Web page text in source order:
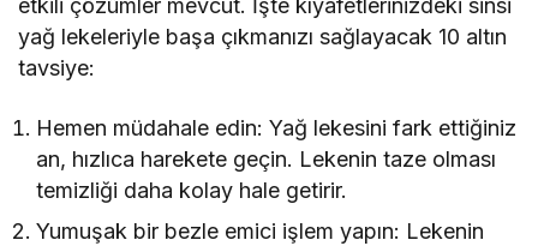
etkili çözümler mevcut. İşte kıyafetlerinizdeki sinsi
yağ lekeleriyle başa çıkmanızı sağlayacak 10 altın
tavsiye:
Hemen müdahale edin: Yağ lekesini fark ettiğiniz
an, hızlıca harekete geçin. Lekenin taze olması
temizliği daha kolay hale getirir.
Yumuşak bir bezle emici işlem yapın: Lekenin